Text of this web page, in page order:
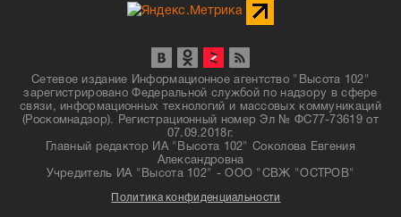
Сетевое издание Информационное агентство "Высота 102"
зарегистрировано Федеральной службой по надзору в сфере
связи, информационных технологий и массовых коммуникаций
(Роскомнадзор). Регистрационный номер Эл № ФС77-73619 от
07.09.2018г.
Главный редактор ИА "Высота 102" Соколова Евгения
Александровна
Учредитель ИА "Высота 102" - ООО "СВЖ "ОСТРОВ"
Политика конфиденциальности